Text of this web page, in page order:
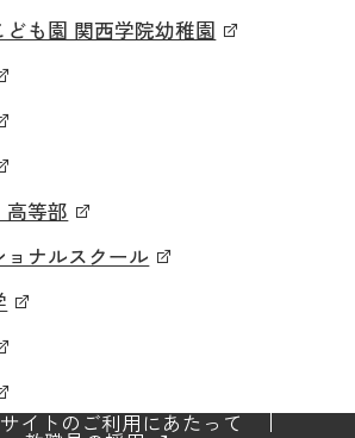
も園 関西学院幼稚園
高等部
ナルスクール
サイトのご利用にあたって